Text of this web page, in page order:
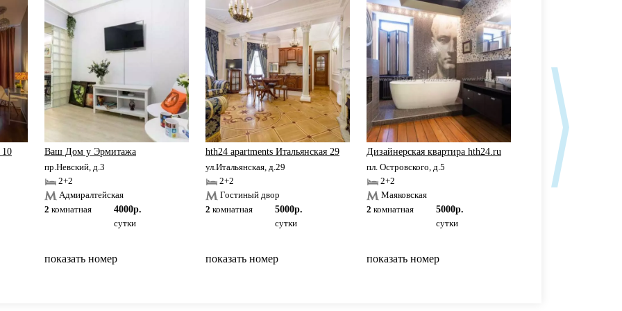
10
Ваш Дом у Эрмитажа
пр.Невский, д.3
2+2
Адмиралтейская
2 комнатная
4000р.
сутки
показать номер
hth24 apartments Итальянская 29
ул.Итальянская, д.29
2+2
Гостиный двор
2 комнатная
5000р.
сутки
показать номер
Дизайнерская квартира hth24.ru
пл. Островского, д.5
2+2
Маяковская
2 комнатная
5000р.
сутки
показать номер
#hth24 apartments в
набережная
2+2